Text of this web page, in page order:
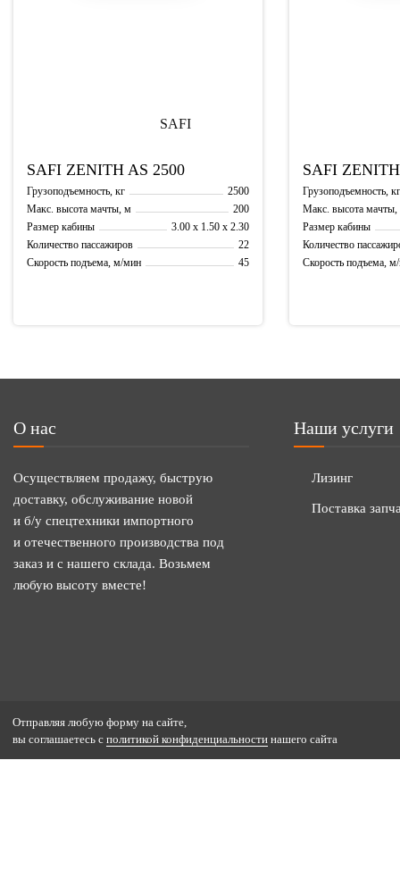
SAFI ZENITH AS 2500
Грузоподъемность, кг
2500
Макс. высота мачты, м
200
Размер кабины
3.00 x 1.50 x 2.30
Количество пассажиров
22
Скорость подъема, м/мин
45
SAFI
Грузоподъемность, кг
Макс. высота
Размер кабины
Количество
Скорость подъема,
О нас
Осуществляем продажу, быструю
доставку, обслуживание новой
и б/у спецтехники импортного
и отечественного производства под
заказ и с нашего склада. Возьмем
любую высоту вместе!
Наши услуги
Лизинг
Поставка
Отправляя любую форму на сайте,
вы соглашаетесь с политикой конфиденциальности нашего сайта